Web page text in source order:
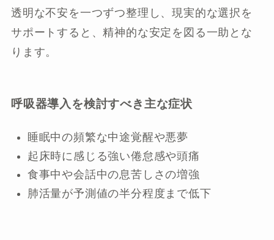
透明な不安を一つずつ整理し、現実的な選択を
サポートすると、精神的な安定を図る一助とな
ります。
呼吸器導入を検討すべき主な症状
睡眠中の頻繁な中途覚醒や悪夢
起床時に感じる強い倦怠感や頭痛
食事中や会話中の息苦しさの増強
肺活量が予測値の半分程度まで低下